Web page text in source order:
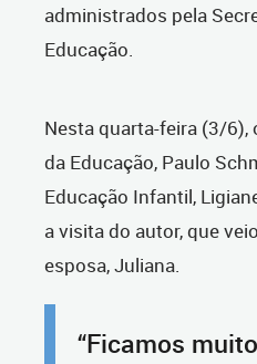
administrados pela
Educação.
Nesta quarta-feira (3/
da Educação, Paulo
Educação Infantil,
a visita do autor, que
esposa, Juliana.
“Ficamos